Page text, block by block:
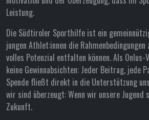
Leistung.
Die Südtiroler Sporthilfe ist ein
jungen Athlet:innen die
volles Potenzial entfalten können. Als
keine Gewinnabsichten: Jeder Beitrag, jede
Spende fließt direkt in die Unterstützung
wir sind überzeugt: Wenn wir unsere
Zukunft.